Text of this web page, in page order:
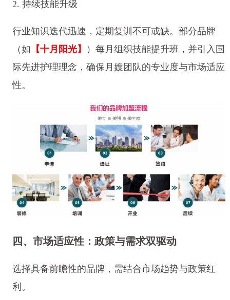
2. 持续技能升级
行业知识迭代迅速，定期复训不可或缺。部分品牌
（如 【十月阳光】
）每月组织技能提升班，并引入国
际先进护理理念，确保月嫂团队的专业度与市场适应
性。
四、市场适应性：政策与需求双驱动
选择具备前瞻性的品牌，需结合市场趋势与政策红
利。